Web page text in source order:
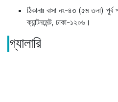
ঠিকানাঃ বাসা নং-৪৩ (৫ম তলা)
ক্যান্টনমেন্ট, ঢাকা-১২০৬।
গ্যালারি